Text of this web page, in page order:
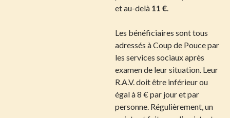
et au-delà 11 €.
Les bénéficiaires sont tous
adressés à Coup de Pouce par
les services sociaux après
examen de leur situation. Leur
R.A.V. doit être inférieur ou
égal à 8 € par jour et par
personne. Régulièrement, un